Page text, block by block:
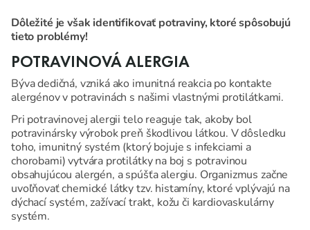
Dôležité je však identifikovať potraviny, ktoré spôsobujú
tieto problémy!
POTRAVINOVÁ ALERGIA
Býva dedičná, vzniká ako imunitná reakcia po kontakte
alergénov v potravinách s našimi vlastnými protilátkami.
Pri potravinovej alergii telo reaguje tak, akoby bol
potravinársky výrobok preň škodlivou látkou. V dôsledku
toho, imunitný systém (ktorý bojuje s infekciami a
chorobami) vytvára protilátky na boj s potravinou
obsahujúcou alergén, a spúšťa alergiu. Organizmus začne
uvoľňovať chemické látky tzv. histamíny, ktoré vplývajú na
dýchací systém, zažívací trakt, kožu či kardiovaskulárny
systém.